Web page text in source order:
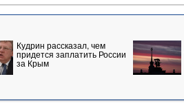
Кудрин рассказал, чем
придется заплатить России
за Крым